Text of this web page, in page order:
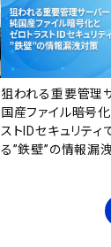
狙われる重要管理
国産ファイル暗号
ストIDセキュリティ
る”鉄壁”の情報漏